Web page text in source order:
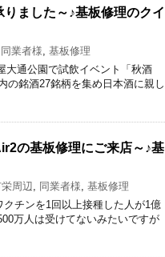
ました～♪基板修理のクイ
同業者様, 基板修理
大通公園で試飲イベント「秋酒
の銘酒27銘柄を集め日本酒に親し
の基板修理にご来店～♪基
周辺, 同業者様, 基板修理
チンを1回以上接種した人が1億
万人は受けてないみたいですが